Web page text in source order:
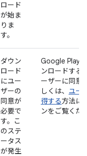
ロード
が始ま
りま
す。
ダウン
ロード
にユー
ザーの
同意が
必要で
す。こ
のステ
ータス
が発生
Google Play
ンロードする
ーザーに同意
しくは、 ユー
得する方法に
ンをご覧くだ